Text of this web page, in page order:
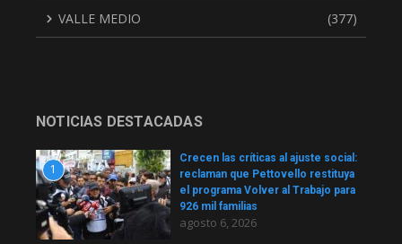
VALLE MEDIO (377)
NOTICIAS DESTACADAS
1
Crecen las críticas al ajuste social:
reclaman que Pettovello restituya
el programa Volver al Trabajo para
926 mil familias
agosto 6, 2026